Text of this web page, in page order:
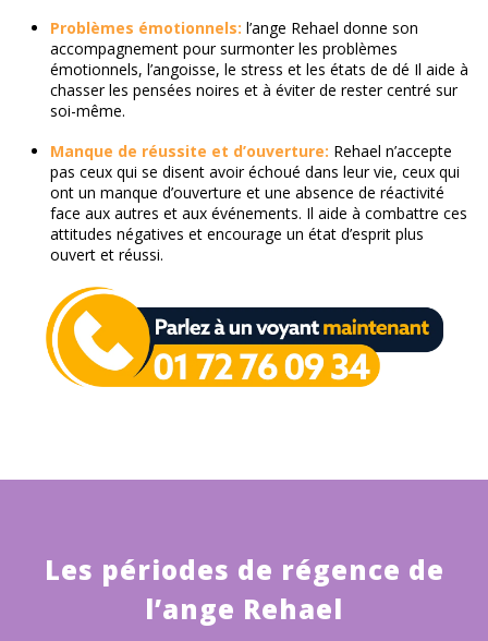
Problèmes émotionnels: l’ange Rehael donne son
accompagnement pour surmonter les problèmes
émotionnels, l’angoisse, le stress et les états de dé Il aide à
chasser les pensées noires et à éviter de rester centré sur
soi-même.
Manque de réussite et d’ouverture: Rehael n’accepte
pas ceux qui se disent avoir échoué dans leur vie, ceux qui
ont un manque d’ouverture et une absence de réactivité
face aux autres et aux événements. Il aide à combattre ces
attitudes négatives et encourage un état d’esprit plus
ouvert et réussi.
Les périodes de régence de
l’ange Rehael